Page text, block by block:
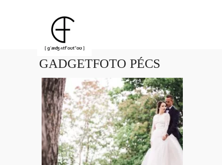
GADGETFOTO PÉCS